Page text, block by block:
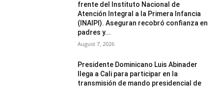
frente del Instituto Nacional de
Atención Integral a la Primera Infancia
(INAIPI). Aseguran recobró confianza en
padres y...
August 7, 2026
Presidente Dominicano Luis Abinader
llega a Cali para participar en la
transmisión de mando presidencial de